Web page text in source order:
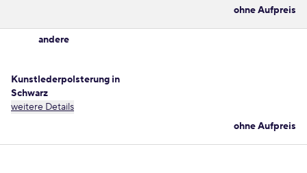
ohne Aufpreis
andere
Kunstlederpolsterung in
Schwarz
weitere Details
ohne Aufpreis